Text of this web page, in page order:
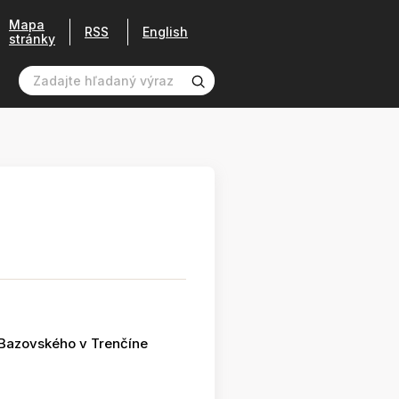
Mapa
stránky
RSS English
v Trenčíne